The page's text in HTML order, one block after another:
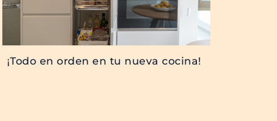
¡Todo en orden en tu nueva cocina!